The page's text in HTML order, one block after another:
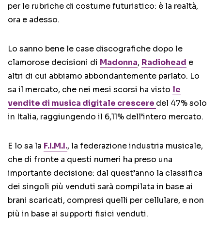
per le rubriche di costume futuristico: è la realtà,
ora e adesso.
Lo sanno bene le case discografiche dopo le
clamorose decisioni di Madonna, Radiohead e
altri di cui abbiamo abbondantemente parlato. Lo
sa il mercato, che nei mesi scorsi ha visto le
vendite di musica digitale crescere del 47% solo
in Italia, raggiungendo il 6,11% dell’intero mercato.
E lo sa la F.I.M.I., la federazione industria musicale,
che di fronte a questi numeri ha preso una
importante decisione: dal quest’anno la classifica
dei singoli più venduti sarà compilata in base ai
brani scaricati, compresi quelli per cellulare, e non
più in base ai supporti fisici venduti.